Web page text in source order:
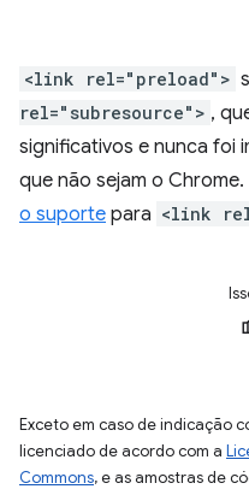
<link rel="preload">
rel="subresource"> ,
significativos e nunca foi
que não sejam o
o suporte para <link
Exceto em caso de indicação
licenciado de acordo com a
Commons, e as amostras de